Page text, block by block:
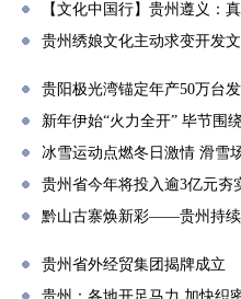
【文化中国行】贵州遵义：
贵州绣娘文化主动求变开发
贵阳极光湾锚定年产50万台
新年伊始“火力全开” 毕节围
冰雪运动点燃冬日激情 滑雪
贵州省今年将投入逾3亿元夯
黔山古寨焕新彩——贵州持
贵州省外经贸集团揭牌成立